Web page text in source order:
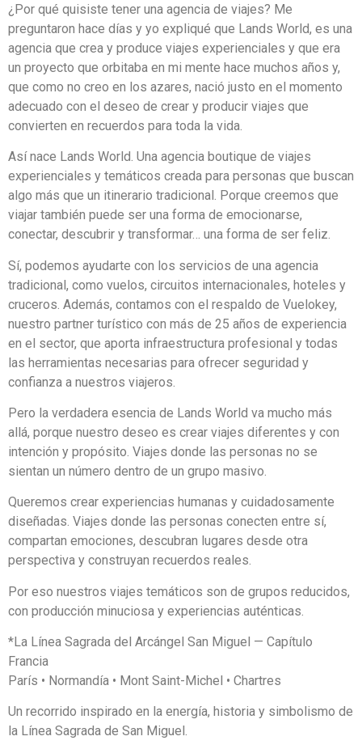
¿Por qué quisiste tener una agencia de viajes? Me
preguntaron hace días y yo expliqué que Lands World, es una
agencia que crea y produce viajes experienciales y que era
un proyecto que orbitaba en mi mente hace muchos años y,
que como no creo en los azares, nació justo en el momento
adecuado con el deseo de crear y producir viajes que
convierten en recuerdos para toda la vida.
Así nace Lands World. Una agencia boutique de viajes
experienciales y temáticos creada para personas que buscan
algo más que un itinerario tradicional. Porque creemos que
viajar también puede ser una forma de emocionarse,
conectar, descubrir y transformar… una forma de ser feliz.
Sí, podemos ayudarte con los servicios de una agencia
tradicional, como vuelos, circuitos internacionales, hoteles y
cruceros. Además, contamos con el respaldo de Vuelokey,
nuestro partner turístico con más de 25 años de experiencia
en el sector, que aporta infraestructura profesional y todas
las herramientas necesarias para ofrecer seguridad y
confianza a nuestros viajeros.
Pero la verdadera esencia de Lands World va mucho más
allá, porque nuestro deseo es crear viajes diferentes y con
intención y propósito. Viajes donde las personas no se
sientan un número dentro de un grupo masivo.
Queremos crear experiencias humanas y cuidadosamente
diseñadas. Viajes donde las personas conecten entre sí,
compartan emociones, descubran lugares desde otra
perspectiva y construyan recuerdos reales.
Por eso nuestros viajes temáticos son de grupos reducidos,
con producción minuciosa y experiencias auténticas.
*La Línea Sagrada del Arcángel San Miguel — Capítulo
Francia
París • Normandía • Mont Saint-Michel • Chartres
Un recorrido inspirado en la energía, historia y simbolismo de
la Línea Sagrada de San Miguel.